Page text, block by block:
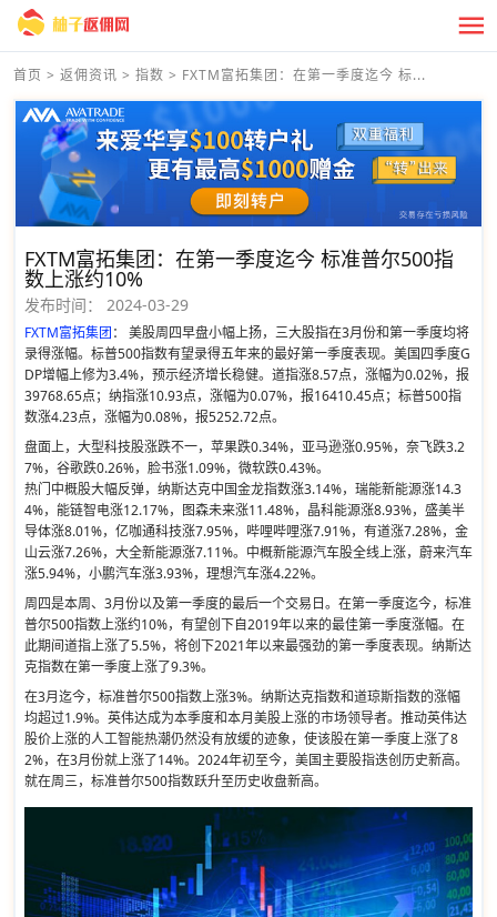
首页 > 返佣资讯 > 指数 > FXTM富拓集团：在第一季度迄今 标...
FXTM富拓集团：在第一季度迄今 标准普尔500指
数上涨约10%
发布时间： 2024-03-29
FXTM富拓集团： 美股周四早盘小幅上扬，三大股指在3月份和第一季度均将
录得涨幅。标普500指数有望录得五年来的最好第一季度表现。美国四季度G
DP增幅上修为3.4%，预示经济增长稳健。道指涨8.57点，涨幅为0.02%，报
39768.65点；纳指涨10.93点，涨幅为0.07%，报16410.45点；标普500指
数涨4.23点，涨幅为0.08%，报5252.72点。
盘面上，大型科技股涨跌不一，苹果跌0.34%，亚马逊涨0.95%，奈飞跌3.2
7%，谷歌跌0.26%，脸书涨1.09%，微软跌0.43%。
热门中概股大幅反弹，纳斯达克中国金龙指数涨3.14%，瑞能新能源涨14.3
4%，能链智电涨12.17%，图森未来涨11.48%，晶科能源涨8.93%，盛美半
导体涨8.01%，亿咖通科技涨7.95%，哔哩哔哩涨7.91%，有道涨7.28%，金
山云涨7.26%，大全新能源涨7.11%。中概新能源汽车股全线上涨，蔚来汽车
涨5.94%，小鹏汽车涨3.93%，理想汽车涨4.22%。
周四是本周、3月份以及第一季度的最后一个交易日。在第一季度迄今，标准
普尔500指数上涨约10%，有望创下自2019年以来的最佳第一季度涨幅。在
此期间道指上涨了5.5%，将创下2021年以来最强劲的第一季度表现。纳斯达
克指数在第一季度上涨了9.3%。
在3月迄今，标准普尔500指数上涨3%。纳斯达克指数和道琼斯指数的涨幅
均超过1.9%。英伟达成为本季度和本月美股上涨的市场领导者。推动英伟达
股价上涨的人工智能热潮仍然没有放缓的迹象，使该股在第一季度上涨了8
2%，在3月份就上涨了14%。2024年初至今，美国主要股指迭创历史新高。
就在周三，标准普尔500指数跃升至历史收盘新高。